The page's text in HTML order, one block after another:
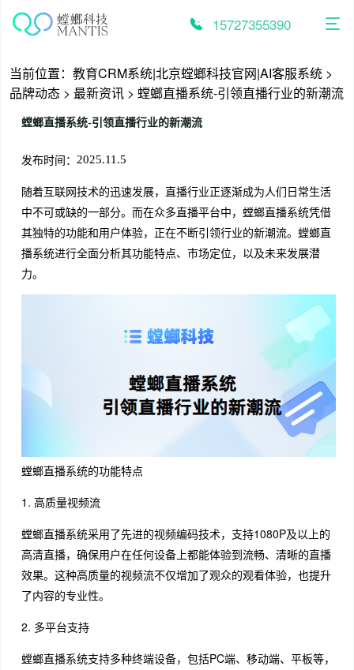
15727355390
当前位置： 教育CRM系统|北京螳螂科技官网|AI客服系统 >
品牌动态 > 最新资讯 > 螳螂直播系统-引领直播行业的新潮流
螳螂直播系统-引领直播行业的新潮流
发布时间： 2025.11.5
随着互联网技术的迅速发展，直播行业正逐渐成为人们日常生活
中不可或缺的一部分。而在众多直播平台中，螳螂直播系统凭借
其独特的功能和用户体验，正在不断引领行业的新潮流。螳螂直
播系统进行全面分析其功能特点、市场定位，以及未来发展潜
力。
螳螂直播系统的功能特点
1. 高质量视频流
螳螂直播系统采用了先进的视频编码技术，支持1080P及以上的
高清直播，确保用户在任何设备上都能体验到流畅、清晰的直播
效果。这种高质量的视频流不仅增加了观众的观看体验，也提升
了内容的专业性。
2. 多平台支持
螳螂直播系统支持多种终端设备，包括PC端、移动端、平板等，